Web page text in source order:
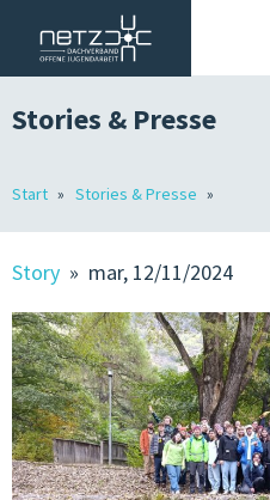
? Accedi
ITALIANO DEUTSCH
MEMBRI
OJA IN ALTO ADIGE
OFFERTE DI LAVORO
STORIES & STAMPA
ORGANIZZAZIONE
Stories & Presse
Start Stories & Presse
Story » mar, 12/11/2024